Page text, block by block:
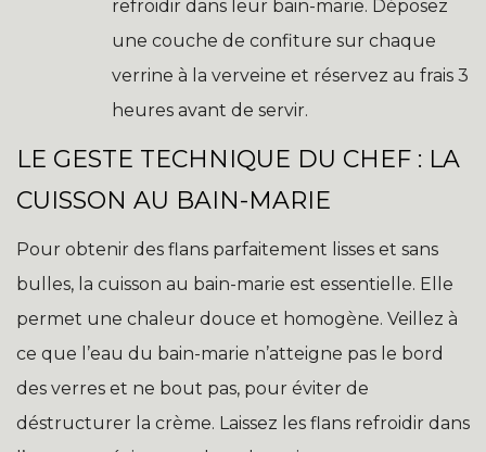
refroidir dans leur bain-marie. Déposez
une couche de confiture sur chaque
verrine à la verveine et réservez au frais 3
heures avant de servir.
LE GESTE TECHNIQUE DU CHEF : LA
CUISSON AU BAIN-MARIE
Pour obtenir des flans parfaitement lisses et sans
bulles, la cuisson au bain-marie est essentielle. Elle
permet une chaleur douce et homogène. Veillez à
ce que l’eau du bain-marie n’atteigne pas le bord
des verres et ne bout pas, pour éviter de
déstructurer la crème. Laissez les flans refroidir dans